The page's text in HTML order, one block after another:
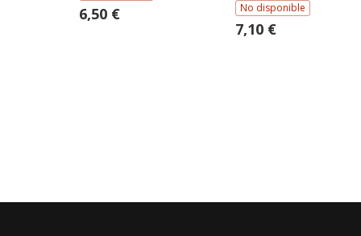
6,50 € No disponible
7,10 €